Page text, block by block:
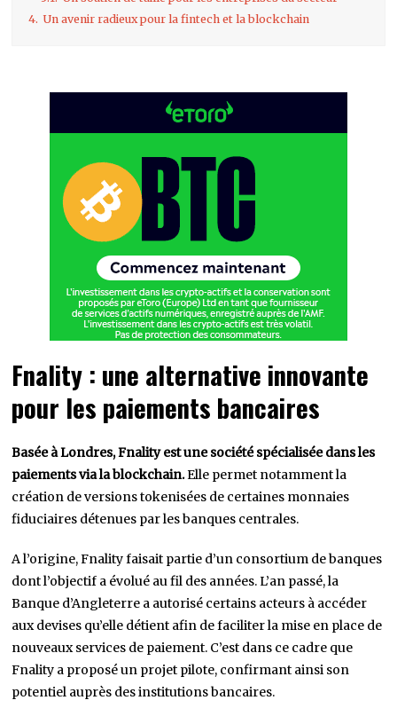
4. Un avenir radieux pour la fintech et la blockchain
Fnality : une alternative innovante
pour les paiements bancaires
Basée à Londres, Fnality est une société spécialisée dans les
paiements via la blockchain.Elle permet notamment la
création de versions tokenisées de certaines monnaies
fiduciaires détenues par les banques centrales.
A l’origine, Fnality faisait partie d’un consortium de banques
dont l’objectif a évolué au fil des années. L’an passé, la
Banque d’Angleterre a autorisé certains acteurs à accéder
aux devises qu’elle détient afin de faciliter la mise en place de
nouveaux services de paiement. C’est dans ce cadre que
Fnality a proposé un projet pilote, confirmant ainsi son
potentiel auprès des institutions bancaires.